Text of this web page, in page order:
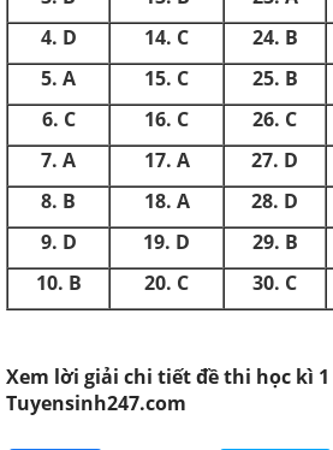
4. D
14. C 24. B
5. A
15. C 25. B
6. C
16. C 26. C
7. A
17. A 27. D
8. B
18. A 28. D
9. D
19. D 29. B
10. B
20. C 30. C
Xem lời giải chi tiết đề thi học kì
Tuyensinh247.com